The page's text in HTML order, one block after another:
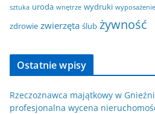
sztuka uroda wnętrze wydruki
zdrowie zwierzęta ślub żywność
Ostatnie wpisy
Rzeczoznawca majątkowy w
profesjonalna wycena